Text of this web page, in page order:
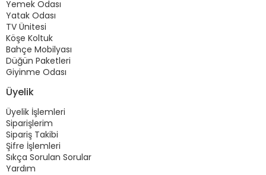
Yemek Odası
Yatak Odası
TV Ünitesi
Köşe Koltuk
Bahçe Mobilyası
Düğün Paketleri
Giyinme Odası
Üyelik
Üyelik İşlemleri
Siparişlerim
Sipariş Takibi
Şifre İşlemleri
Sıkça Sorulan Sorular
Yardım